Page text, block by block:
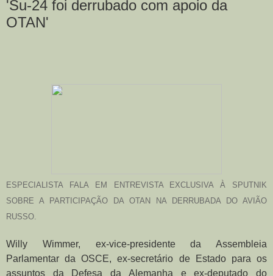
'Su-24 foi derrubado com apoio da
OTAN'
ESPECIALISTA FALA EM ENTREVISTA EXCLUSIVA À SPUTNIK
SOBRE A PARTICIPAÇÃO DA OTAN NA DERRUBADA DO AVIÃO
RUSSO.
Willy Wimmer, ex-vice-presidente da Assembleia
Parlamentar da OSCE, ex-secretário de Estado para os
assuntos da Defesa da Alemanha e ex-deputado do